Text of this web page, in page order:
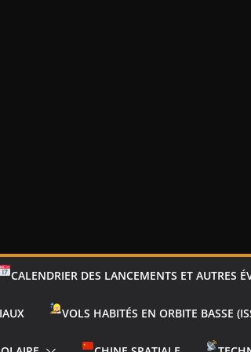
CALENDRIER DES LANCEMENTS ET AUTRES
VOLS HABITÉS EN ORBITE BASSE